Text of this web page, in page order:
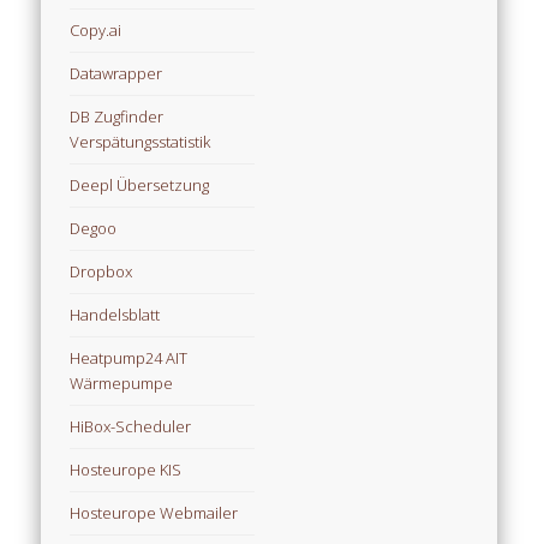
Copy.ai
Datawrapper
DB Zugfinder
Verspätungsstatistik
Deepl Übersetzung
Degoo
Dropbox
Handelsblatt
Heatpump24 AIT
Wärmepumpe
HiBox-Scheduler
Hosteurope KIS
Hosteurope Webmailer